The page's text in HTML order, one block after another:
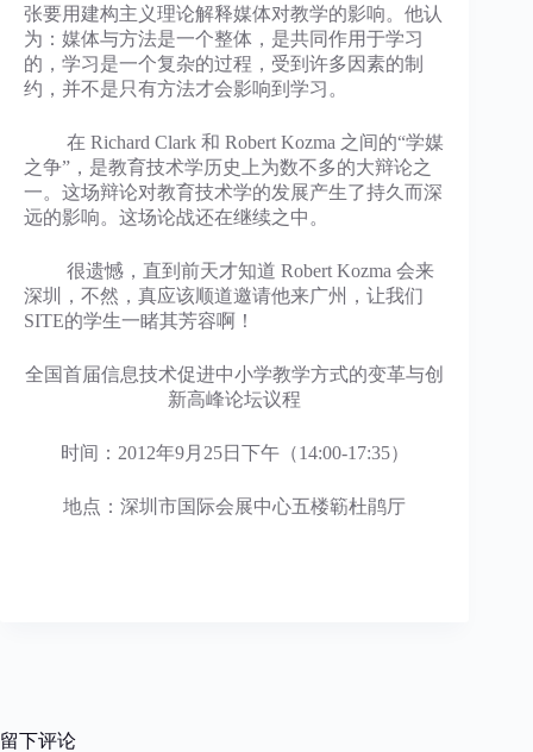
张要用建构主义理论解释媒体对教学的影响。他认
为：媒体与方法是一个整体，是共同作用于学习
的，学习是一个复杂的过程，受到许多因素的制
约，并不是只有方法才会影响到学习。
在 Richard Clark 和 Robert Kozma 之间的“学媒
之争”，是教育技术学历史上为数不多的大辩论之
一。这场辩论对教育技术学的发展产生了持久而深
远的影响。这场论战还在继续之中。
很遗憾，直到前天才知道 Robert Kozma 会来
深圳，不然，真应该顺道邀请他来广州，让我们
SITE的学生一睹其芳容啊！
全国首届信息技术促进中小学教学方式的变革与创
新高峰论坛议程
时间：2012年9月25日下午（14:00-17:35）
地点：深圳市国际会展中心五楼簕杜鹃厅
留下评论